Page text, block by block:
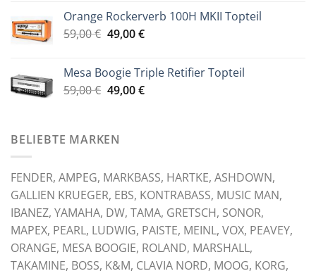
war:
99,00 €
ist:
89,00 €.
Orange Rockerverb 100H MKII Topteil
59,00€ Ursprünglicher
59,00 €
49,00€Aktueller
49,00 €.
Mesa Boogie Triple Retifier Topteil
59,00€ Ursprünglicher
59,00 €
49,00€Aktueller
BELIEBTE MARKEN
FENDER, AMPEG, MARKBASS, HARTKE, ASHDOWN,
GALLIEN KRUEGER, EBS, KONTRABASS, MUSIC MAN,
IBANEZ, YAMAHA, DW, TAMA, GRETSCH, SONOR,
MAPEX, PEARL, LUDWIG, PAISTE, MEINL, VOX, PEAVEY,
ORANGE, MESA BOOGIE, ROLAND, MARSHALL,
TAKAMINE, BOSS, K&M, CLAVIA NORD, MOOG, KORG,